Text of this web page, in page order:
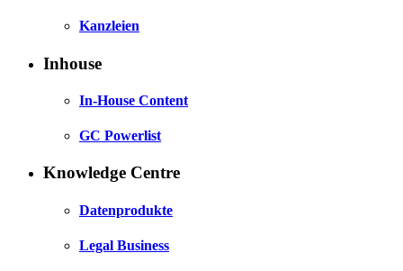
Kanzleien
Inhouse
In-House Content
GC Powerlist
Knowledge Centre
Datenprodukte
Legal Business